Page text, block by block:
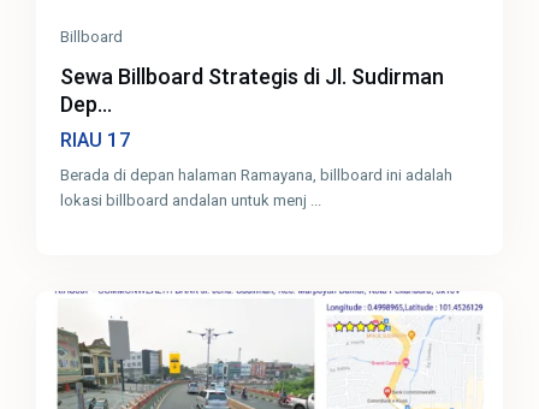
Billboard
Sewa Billboard Strategis di Jl. Sudirman
Dep...
RIAU 17
Berada di depan halaman Ramayana, billboard ini adalah
lokasi billboard andalan untuk menj